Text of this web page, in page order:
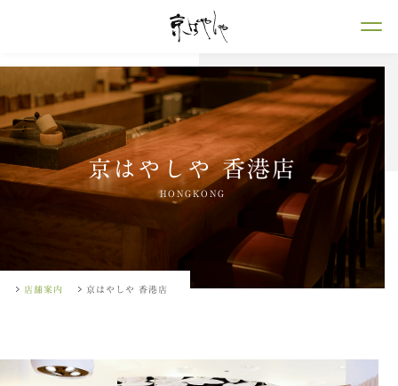
京はやしや 香港店
HONGKONG
店舗案内 京はやしや 香港店